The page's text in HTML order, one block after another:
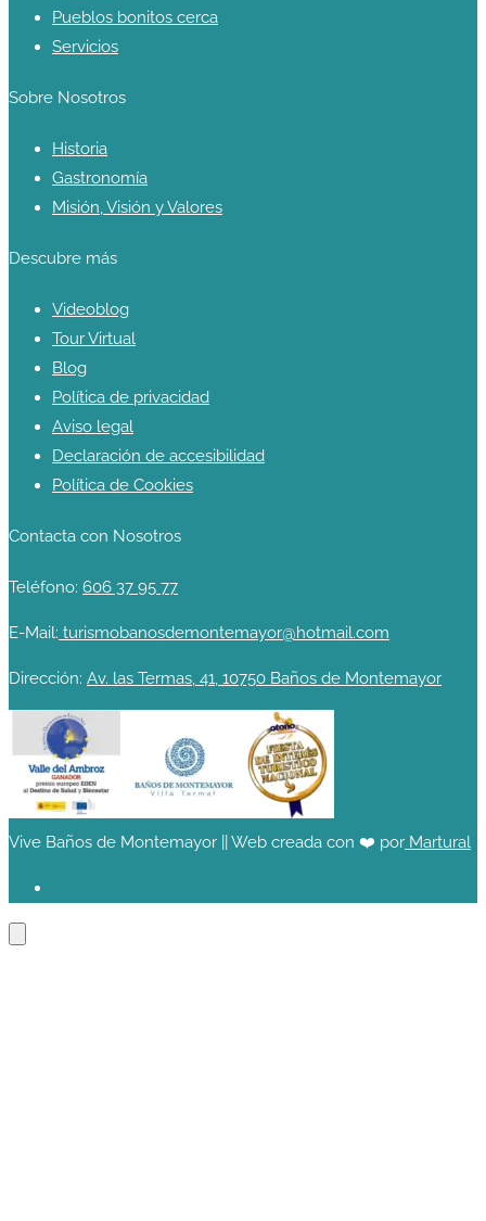
Pueblos bonitos cerca
Servicios
Sobre Nosotros
Historia
Gastronomía
Misión, Visión y Valores
Descubre más
Videoblog
Tour Virtual
Blog
Política de privacidad
Aviso legal
Declaración de accesibilidad
Política de Cookies
Contacta con Nosotros
Teléfono: 606 37 95 77
E-Mail: turismobanosdemontemayor@hotmail.com
Dirección: Av. las Termas, 41, 10750 Baños de Montemayor
Vive Baños de Montemayor || Web creada con ❤️ por Martural